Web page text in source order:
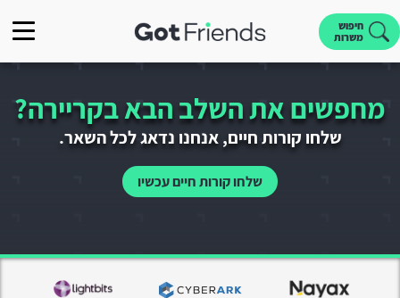
חיפוש
משרות
מחפשים את השלב הבא בקריירה?
שלחו קורות חיים, אנחנו נדאג לכל השאר.
שלחו קורות חיים עכשיו